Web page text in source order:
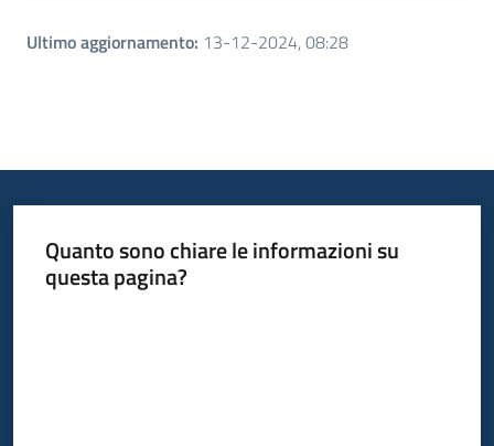
Ultimo aggiornamento: 13-12-2024, 08:28
Quanto sono chiare le informazioni su
questa pagina?